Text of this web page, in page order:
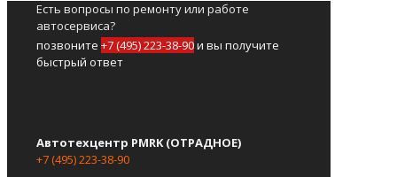
Есть вопросы по ремонту или работе
автосервиса?
позвоните +7 (495) 223-38-90и вы получите
быстрый ответ
Автотехцентр PMRK (ОТРАДНОЕ)
+7 (495) 223-38-90